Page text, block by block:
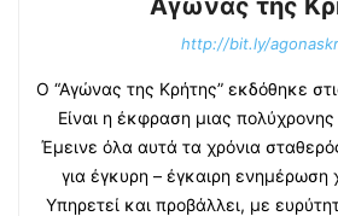
http://bit.ly/
Ο “Αγώνας της Κρήτης” εκδόθηκε
Είναι η έκφραση μιας
Έμεινε όλα αυτά τα χρόνια
για έγκυρη – έγκαιρη ενημέρωση
Υπηρετεί και προβάλλει, με